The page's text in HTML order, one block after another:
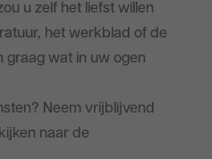
u zelf het liefst willen
het werkblad of de
graag wat in uw ogen
Neem vrijblijvend
naar de